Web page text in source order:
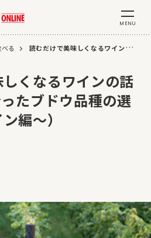
MENU
る 読むだけで美味しくなるワインの話（第2回 私に合ったブドウ品種の選び方 〜赤ワイン編〜）
くなるワインの話
ったブドウ品種の選
編〜）